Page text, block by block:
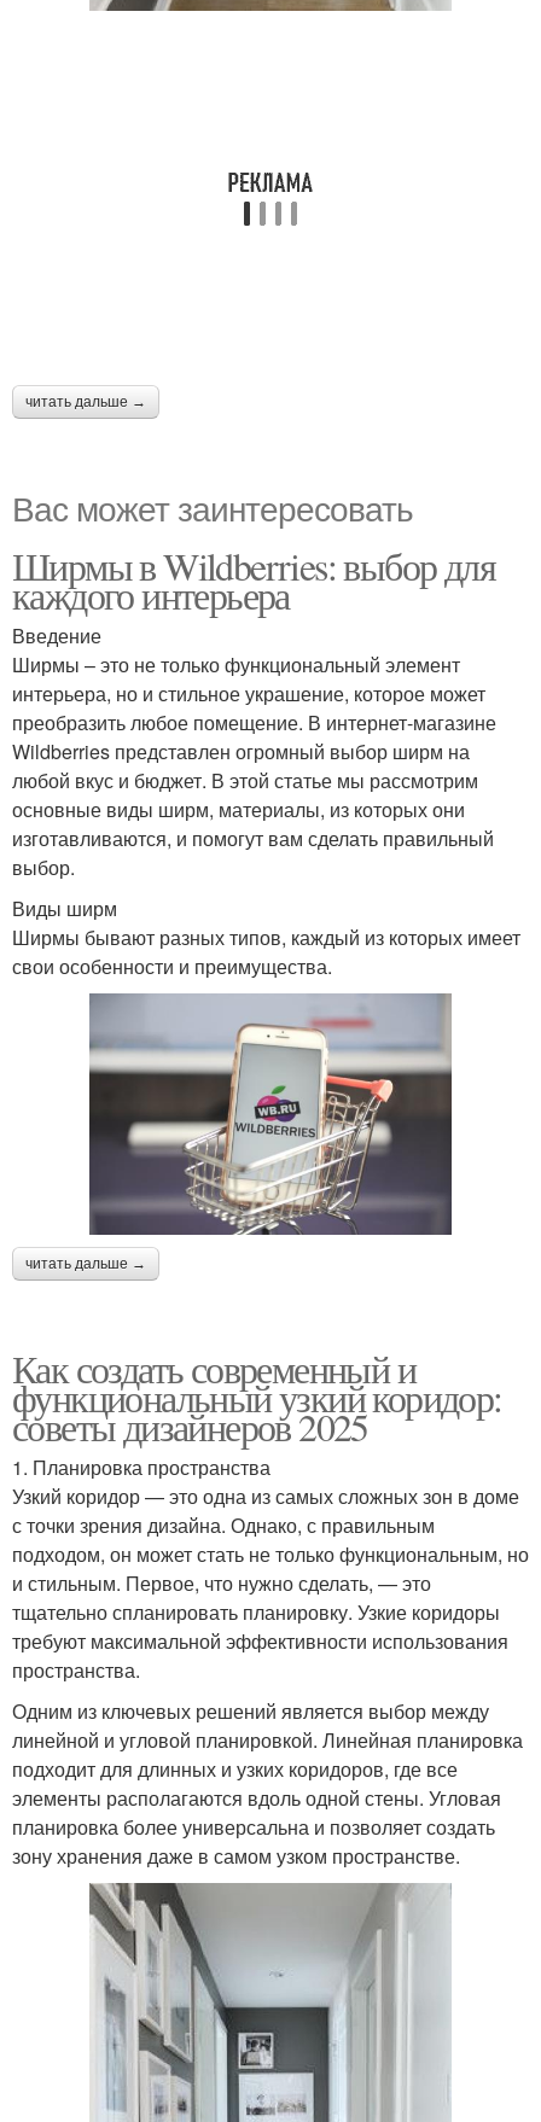
читать дальше →
Вас может заинтересовать
Ширмы в Wildberries: выбор для
каждого интерьера
Введение
Ширмы – это не только функциональный элемент
интерьера, но и стильное украшение, которое может
преобразить любое помещение. В интернет-магазине
Wildberries представлен огромный выбор ширм на
любой вкус и бюджет. В этой статье мы рассмотрим
основные виды ширм, материалы, из которых они
изготавливаются, и помогут вам сделать правильный
выбор.
Виды ширм
Ширмы бывают разных типов, каждый из которых имеет
свои особенности и преимущества.
читать дальше →
Как создать современный и
функциональный узкий коридор:
советы дизайнеров 2025
1. Планировка пространства
Узкий коридор — это одна из самых сложных зон в доме
с точки зрения дизайна. Однако, с правильным
подходом, он может стать не только функциональным, но
и стильным. Первое, что нужно сделать, — это
тщательно спланировать планировку. Узкие коридоры
требуют максимальной эффективности использования
пространства.
Одним из ключевых решений является выбор между
линейной и угловой планировкой. Линейная планировка
подходит для длинных и узких коридоров, где все
элементы располагаются вдоль одной стены. Угловая
планировка более универсальна и позволяет создать
зону хранения даже в самом узком пространстве.